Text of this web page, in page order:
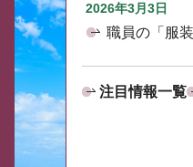
2026年3月3日
職員の「服
注目情報一覧